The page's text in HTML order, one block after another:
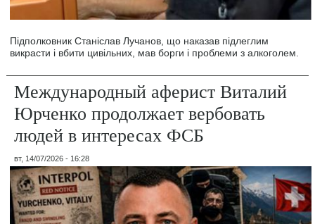
Підполковник Станіслав Лучанов, що наказав підлеглим
викрасти і вбити цивільних, мав борги і проблеми з алкоголем.
Международный аферист Виталий
Юрченко продолжает вербовать
людей в интересах ФСБ
вт, 14/07/2026 - 16:28